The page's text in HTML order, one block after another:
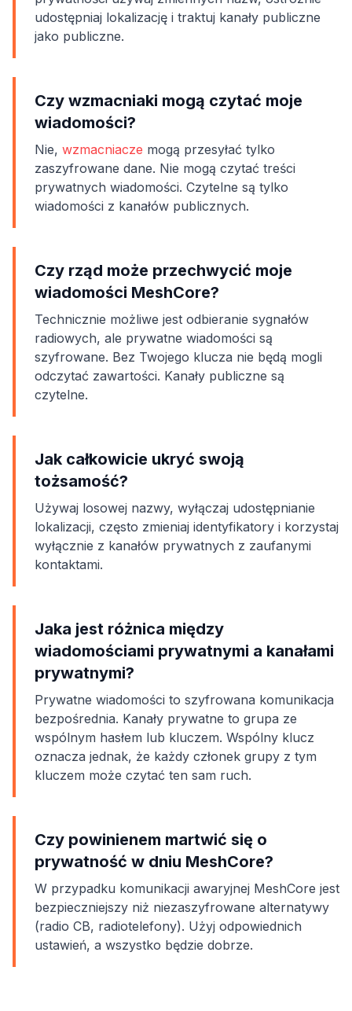
udostępniaj lokalizację i traktuj kanały publiczne
jako publiczne.
Czy wzmacniaki mogą czytać moje
wiadomości?
Nie, wzmacniacze mogą przesyłać tylko
zaszyfrowane dane. Nie mogą czytać treści
prywatnych wiadomości. Czytelne są tylko
wiadomości z kanałów publicznych.
Czy rząd może przechwycić moje
wiadomości MeshCore?
Technicznie możliwe jest odbieranie sygnałów
radiowych, ale prywatne wiadomości są
szyfrowane. Bez Twojego klucza nie będą mogli
odczytać zawartości. Kanały publiczne są
czytelne.
Jak całkowicie ukryć swoją
tożsamość?
Używaj losowej nazwy, wyłączaj udostępnianie
lokalizacji, często zmieniaj identyfikatory i korzystaj
wyłącznie z kanałów prywatnych z zaufanymi
kontaktami.
Jaka jest różnica między
wiadomościami prywatnymi a kanałami
prywatnymi?
Prywatne wiadomości to szyfrowana komunikacja
bezpośrednia. Kanały prywatne to grupa ze
wspólnym hasłem lub kluczem. Wspólny klucz
oznacza jednak, że każdy członek grupy z tym
kluczem może czytać ten sam ruch.
Czy powinienem martwić się o
prywatność w dniu MeshCore?
W przypadku komunikacji awaryjnej MeshCore jest
bezpieczniejszy niż niezaszyfrowane alternatywy
(radio CB, radiotelefony). Użyj odpowiednich
ustawień, a wszystko będzie dobrze.